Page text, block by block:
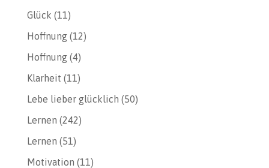
Glück (11)
Hoffnung(12)
Hoffnung(4)
Klarheit (11)
Lebe lieber glücklich (50)
Lernen (242)
Lernen (51)
Motivation (11)